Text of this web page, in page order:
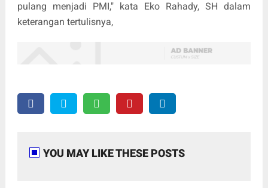
pulang menjadi PMI," kata Eko Rahady, SH dalam
keterangan tertulisnya,
YOU MAY LIKE THESE POSTS